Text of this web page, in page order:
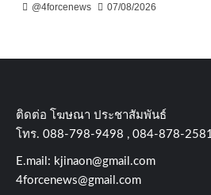
@4forcenews 07/08/2026
ติดต่อ​ โฆษณา​ ประชาสัมพันธ์
โทร​. 088-798-9498 , 084-878-2581
E.mail: kjinaon@gmail.com
4forcenews@gmail.com